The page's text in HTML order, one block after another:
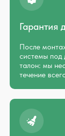
Гарантия
После
системы под
талон: мы
течение